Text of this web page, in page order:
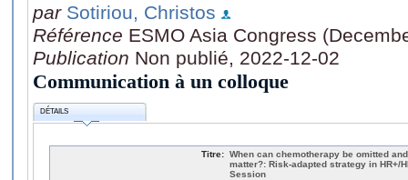
par Sotiriou, Christos
Référence ESMO Asia Congress
Publication Non publié, 2022-12-02
Communication à un colloque
DÉTAILS
Titre: When can chemotherapy be omitted
matter?: Risk-adapted strategy in HR+/
Session